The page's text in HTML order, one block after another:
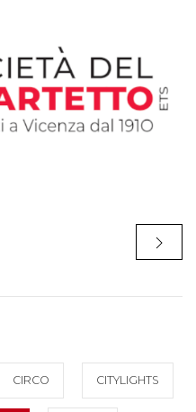
CIRCO CITYLIGHTS